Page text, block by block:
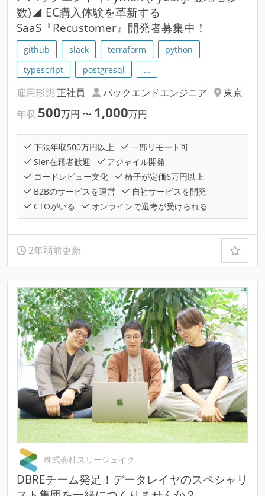
数)◢ EC購入体験を革新する
SaaS『Recustomer』開発者募集中！
github slack terraform
python
typescript
postgresql …
雇用形態 正社員 バックエンドエンジニア
東京
年収 500万円 〜 1,000万円
下限年収500万円以上
一部リモート可
SIer在籍者歓迎
アジャイル開発
コードレビュー文化
椅子が定価6万円以上
B2Bのサービスを運営
自社サービスを開発
CTOがいる
オンラインで選考が受けられる
2年弱前更新
株式会社スリーシェイク
DBREチーム発足！データレイヤのスペシャリ